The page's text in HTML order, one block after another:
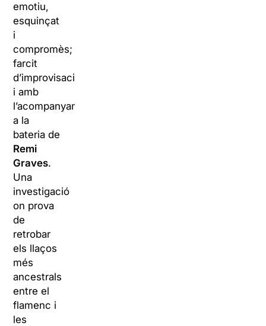
emotiu,
esquinçat
i
compromès;
farcit
d’improvisacions
i amb
l’acompanyament
a la
bateria de
Remi
Graves.
Una
investigació
on prova
de
retrobar
els llaços
més
ancestrals
entre el
flamenc i
les